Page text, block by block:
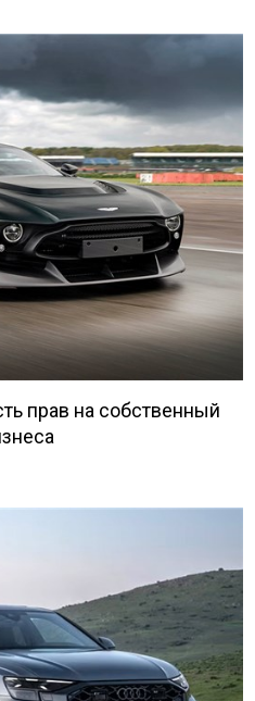
прав на собственный